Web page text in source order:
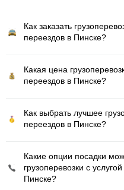
Как заказать
переездов в Пинске?
Какая цена
переездов в Пинске?
Как выбрать лучшее
переездов в Пинске?
Какие опции посадки
грузоперевозки с
Пинске?